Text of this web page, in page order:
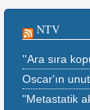
NTV
''Ara sıra
Oscar'ın
"Metastatik